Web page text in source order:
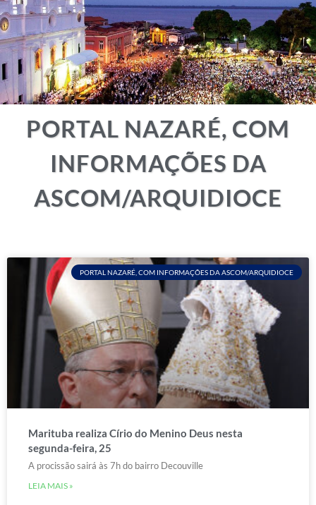
PORTAL NAZARÉ, COM
INFORMAÇÕES DA
ASCOM/ARQUIDIOCE
PORTAL NAZARÉ, COM INFORMAÇÕES DA ASCOM/ARQUIDIOCE
Marituba realiza Círio do Menino Deus nesta
segunda-feira, 25
A procissão sairá às 7h do bairro Decouville
LEIA MAIS »